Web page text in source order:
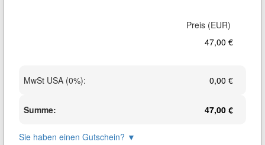
47,00 €
MwSt USA (0%): 0,00 €
Summe: 47,00 €
Sie haben einen Gutschein? ▼